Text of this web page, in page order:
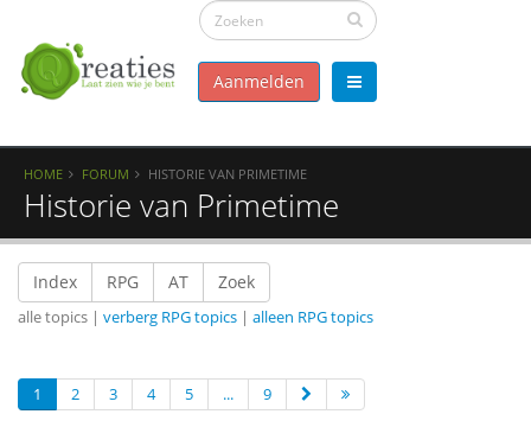
Aanmelden
HOME FORUM HISTORIE VAN PRIMETIME
Historie van Primetime
Index RPG AT Zoek
alle topics | verberg RPG topics | alleen RPG topics
1 2 3 4 5 ... 9